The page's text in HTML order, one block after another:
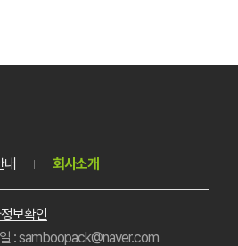
내 회사소개
보확인
: samboopack@naver.com